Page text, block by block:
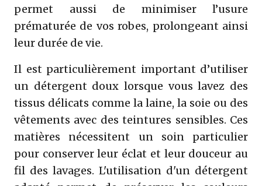
permet aussi de minimiser l’usure
prématurée de vos robes, prolongeant ainsi
leur durée de vie.
Il est particulièrement important d’utiliser
un détergent doux lorsque vous lavez des
tissus délicats comme la laine, la soie ou des
vêtements avec des teintures sensibles. Ces
matières nécessitent un soin particulier
pour conserver leur éclat et leur douceur au
fil des lavages. L'utilisation d'un détergent